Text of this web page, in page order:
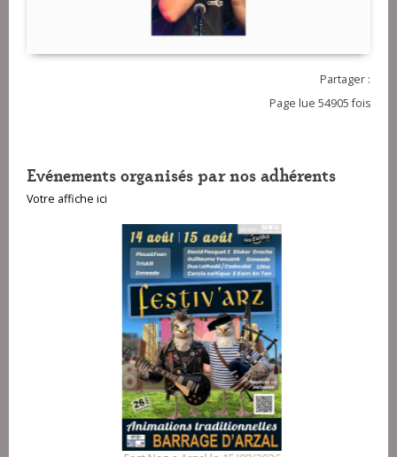
Partager :
Page lue 54905 fois
Evénements organisés par nos adhérents
Votre affiche ici